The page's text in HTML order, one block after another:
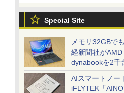
Special Site
メモリ32GBで
経新聞社が
dynabookを2千
AIスマートノー
iFLYTEK「